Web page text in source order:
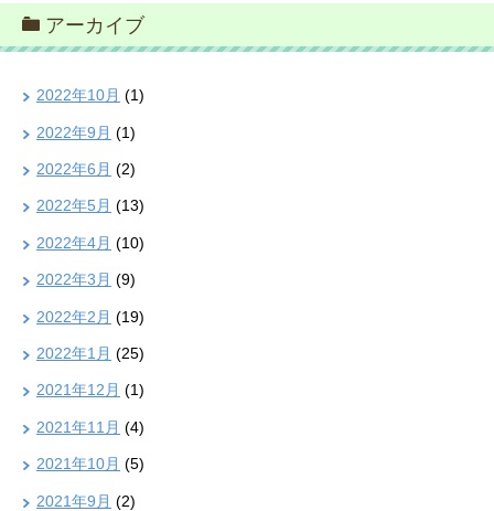
アーカイブ
2022年10月 (1)
2022年9月 (1)
2022年6月 (2)
2022年5月 (13)
2022年4月 (10)
2022年3月 (9)
2022年2月 (19)
2022年1月 (25)
2021年12月 (1)
2021年11月 (4)
2021年10月 (5)
2021年9月 (2)